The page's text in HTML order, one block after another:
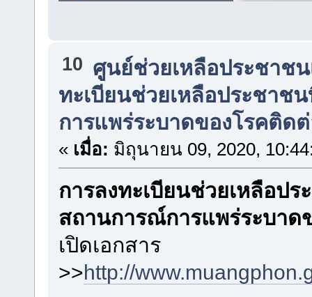
10 ศูนย์ช่วยเหลือประชาชน
ทะเบียนช่วยเหลือประชาช
การแพร่ระบาดของโรคติด
« เมื่อ: มิถุนายน 09, 2020,
การลงทะเบียนช่วยเหลือป
สถานการณ์การแพร่ระบาด
เปิดเอกสาร
>>http://